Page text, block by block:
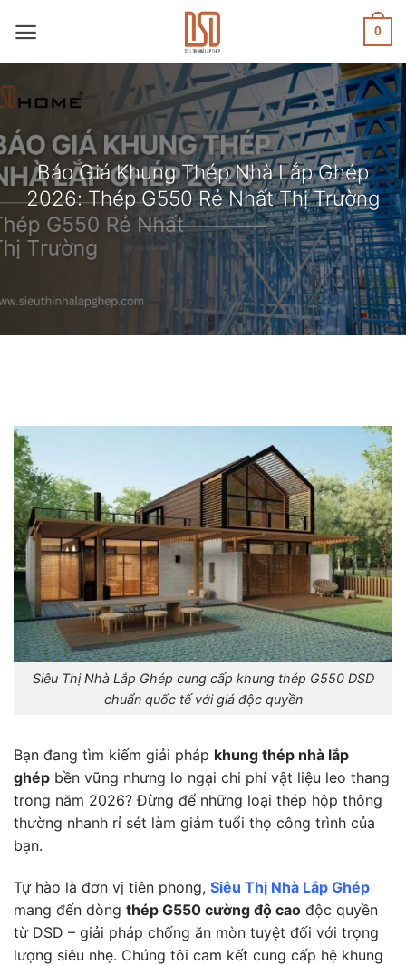
0
Báo Giá Khung Thép Nhà Lắp Ghép
2026: Thép G550 Rẻ Nhất Thị Trường
Siêu Thị Nhà Lắp Ghép cung cấp khung thép G550 DSD
chuẩn quốc tế với giá độc quyền
Bạn đang tìm kiếm giải pháp khung thép nhà lắp
ghép bền vững nhưng lo ngại chi phí vật liệu leo thang
trong năm 2026? Đừng để những loại thép hộp thông
thường nhanh rỉ sét làm giảm tuổi thọ công trình của
bạn.
Tự hào là đơn vị tiên phong, Siêu Thị Nhà Lắp Ghép
mang đến dòng thép G550 cường độ cao độc quyền
từ DSD – giải pháp chống ăn mòn tuyệt đối với trọng
lượng siêu nhẹ. Chúng tôi cam kết cung cấp hệ khung